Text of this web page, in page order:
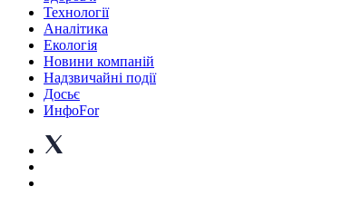
Технології
Аналітика
Екологія
Новини компаній
Надзвичайні події
Досьє
ИнфоFor